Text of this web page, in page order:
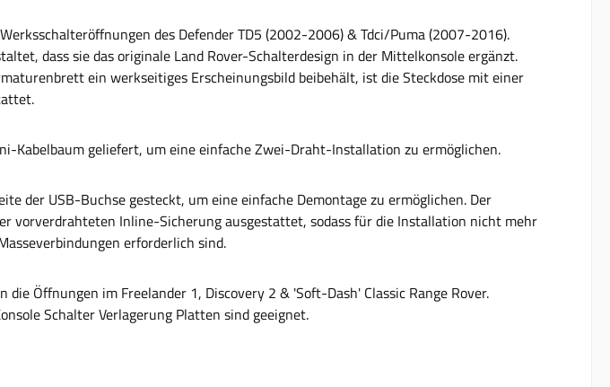
des Defender TD5 (2002-2006) & Tdci/Puma (2007-2016).
dass sie das originale Land Rover-Schalterdesign in der Mittelkonsole ergänzt.
ein werkseitiges Erscheinungsbild beibehält, ist die Steckdose mit einer
Kabelbaum geliefert, um eine einfache Zwei-Draht-Installation zu ermöglichen.
der USB-Buchse gesteckt, um eine einfache Demontage zu ermöglichen. Der
vorverdrahteten Inline-Sicherung ausgestattet, sodass für die Installation nicht mehr
erforderlich sind.
die Öffnungen im Freelander 1, Discovery 2 & 'Soft-Dash' Classic Range Rover.
Schalter Verlagerung Platten sind geeignet.